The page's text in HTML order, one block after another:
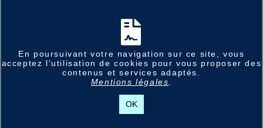
En poursuivant votre navigation sur ce site, vous
acceptez l'utilisation de cookies pour vous proposer des
contenus et services adaptés.
Mentions légales
OK